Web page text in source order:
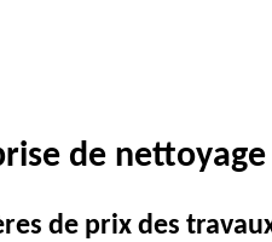
de
de prix des